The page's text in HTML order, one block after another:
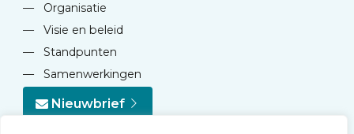
—
Organisatie
—
Visie en beleid
—
Standpunten
—
Samenwerkingen
Nieuwbrief